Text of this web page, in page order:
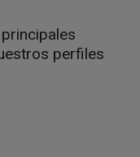
perfiles